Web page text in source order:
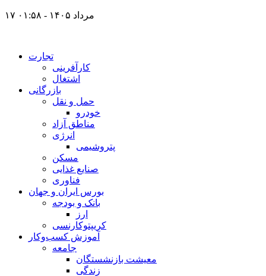
۱۷ مرداد ۱۴۰۵ - ۰۱:۵۸
تجارت
کارآفرینی
اشتغال
بازرگانی
حمل و نقل
خودرو
مناطق آزاد
انرژی
پتروشیمی
مسکن
صنایع غذایی
فناوری
بورس ایران و جهان
بانک و بودجه
ارز
کریپتوکارنسی
آموزش کسب‌وکار
جامعه
معیشت بازنشستگان
زندگی